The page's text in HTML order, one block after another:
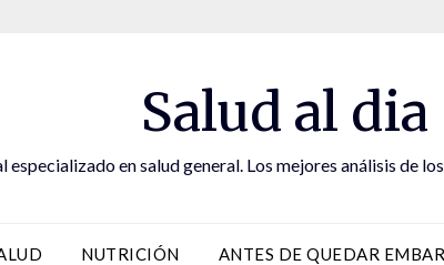
Salud al dia
especializado en salud general. Los mejores análisis de
NUTRICIÓN ANTES DE QUEDAR